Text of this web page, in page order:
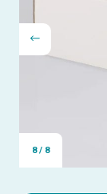
8/ 8